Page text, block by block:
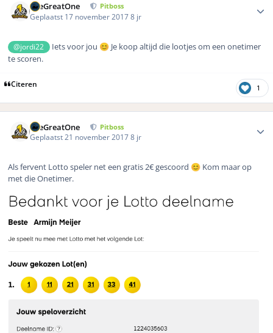
TheGreatOne Pitboss
Geplaatst 17 november 20178 jr
@jordi22 Iets voor jou 😊Je koop altijd die lootjes om een onetimer
te scoren.
Citeren 1
TheGreatOne Pitboss
Geplaatst 21 november 20178 jr
Als fervent Lotto speler net een gratis 2€ gescoord 😊 Kom maar op
met die Onetimer.